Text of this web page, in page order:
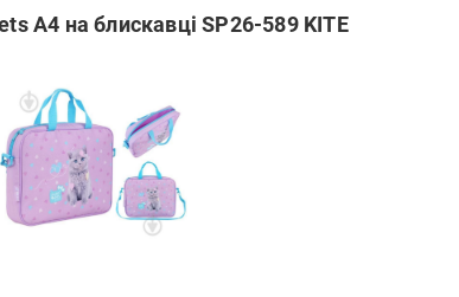
A4 на блискавці SP26-589 KITE